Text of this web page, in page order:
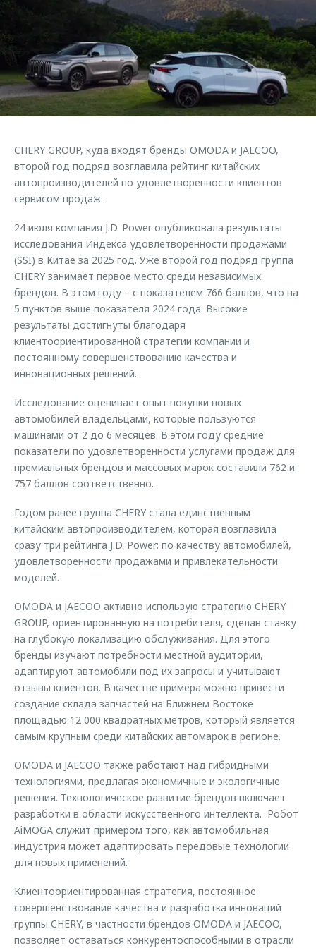
Кредитный калькулятор
Аксессуары
Одежда и сувениры
Оригинальные аксессуары
Трейд-ин
Калькулятор трейд-ин
Клиентская поддержка
O&J Автоклуб
Клуб владельцев OMODA
Приложение O&J
Аксессуары
Оригинальные аксессуары
Запчасти
Обратная связь
CHERY GROUP, куда входят бренды OMODA и JAECOO,
второй год подряд возглавила рейтинг китайских
автопроизводителей по удовлетворенности клиентов
сервисом продаж.
24 июля компания J.D. Power опубликовала результаты
исследования Индекса удовлетворенности продажами
(SSI) в Китае за 2025 год. Уже второй год подряд группа
CHERY занимает первое место среди независимых
брендов. В этом году – с показателем 766 баллов, что на
5 пунктов выше показателя 2024 года. Высокие
результаты достигнуты благодаря
клиентоориентированной стратегии компании и
постоянному совершенствованию качества и
инновационных решений.
Исследование оценивает опыт покупки новых
автомобилей владельцами, которые пользуются
машинами от 2 до 6 месяцев. В этом году средние
показатели по удовлетворенности услугами продаж для
премиальных брендов и массовых марок составили 762 и
757 баллов соответственно.
Годом ранее группа CHERY стала единственным
китайским автопроизводителем, которая возглавила
сразу три рейтинга J.D. Power: по качеству автомобилей,
удовлетворенности продажами и привлекательности
моделей.
OMODA и JAECOO активно использую стратегию CHERY
GROUP, ориентированную на потребителя, сделав ставку
на глубокую локализацию обслуживания. Для этого
бренды изучают потребности местной аудитории,
адаптируют автомобили под их запросы и учитывают
отзывы клиентов. В качестве примера можно привести
создание склада запчастей на Ближнем Востоке
площадью 12 000 квадратных метров, который является
самым крупным среди китайских автомарок в регионе.
OMODA и JAECOO также работают над гибридными
технологиями, предлагая экономичные и экологичные
решения. Технологическое развитие брендов включает
разработки в области искусственного интеллекта. Робот
AiMOGA служит примером того, как автомобильная
индустрия может адаптировать передовые технологии
для новых применений.
Клиентоориентированная стратегия, постоянное
совершенствование качества и разработка инноваций
группы CHERY, в частности брендов OMODA и JAECOO,
позволяет оставаться конкурентоспособными в отрасли